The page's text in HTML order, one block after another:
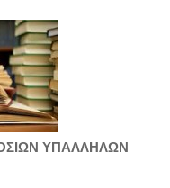
ΥΠΑΛΛΗΛΩΝ